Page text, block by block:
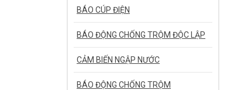
BÁO CÚP ĐIỆN
BÁO ĐỘNG CHỐNG TRỘM ĐỘC LẬP
CẢM BIẾN NGẬP NƯỚC
BÁO ĐỘNG CHỐNG TRỘM